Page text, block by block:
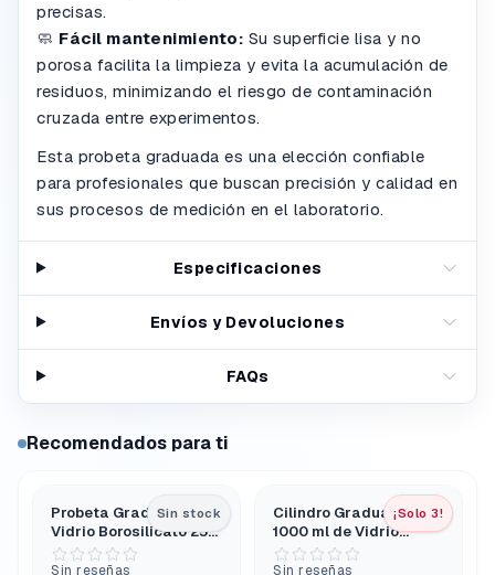
precisas.
🧼 Fácil mantenimiento: Su superficie lisa y no
porosa facilita la limpieza y evita la acumulación de
residuos, minimizando el riesgo de contaminación
cruzada entre experimentos.
Esta probeta graduada es una elección confiable
para profesionales que buscan precisión y calidad en
sus procesos de medición en el laboratorio.
Especificaciones
Envíos y Devoluciones
FAQs
Recomendados para ti
Sin stock
Probeta Graduada de
Vidrio Borosilicato 25
ml Clase A Base
Hexagonal
Sin reseñas
¡Solo 3!
Cilindro Graduado
1000 ml de Vidrio
Borosilicato 3.3 –
Clase A con Base
Sin reseñas